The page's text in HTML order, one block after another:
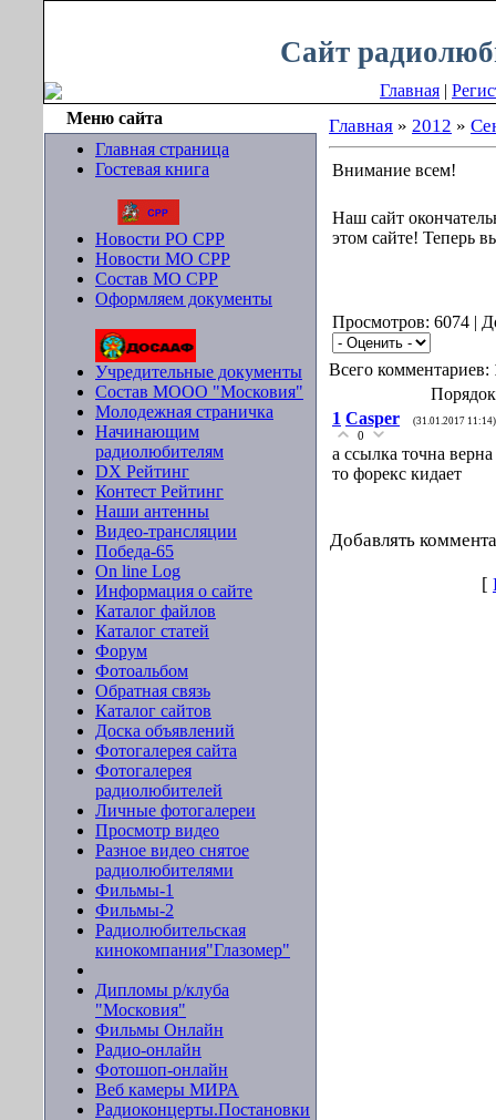
Сайт
Главная |
Меню сайта
Главная страница
Гостевая книга
Новости РО СРР
Новости МО СРР
Состав МО СРР
Оформляем документы
Учредительные документы
Состав МООО "Московия"
Молодежная страничка
Начинающим
радиолюбителям
DX Рейтинг
Контест Рейтинг
Наши антенны
Видео-трансляции
Победа-65
On line Log
Информация о сайте
Каталог файлов
Каталог статей
Форум
Фотоальбом
Обратная связь
Каталог сайтов
Доска объявлений
Фотогалерея сайта
Фотогалерея
радиолюбителей
Личные фотогалереи
Просмотр видео
Разное видео снятое
радиолюбителями
Фильмы-1
Фильмы-2
Радиолюбительская
кинокомпания"Глазомер"
Дипломы р/клуба
"Московия"
Фильмы Онлайн
Радио-онлайн
Фотошоп-онлайн
Веб камеры МИРА
Радиоконцерты.Постановки
Главная » 2012 »
Внимание всем!
Наш сайт
этом сайте! Теперь
Просмотров: 6074 |
Всего комментариев:
1 Casper (31.01.2017 11:14)
0
а ссылка точна
то форекс кидает
Добавлять
[